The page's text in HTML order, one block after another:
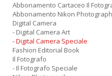
Abbonamento Cartaceo Il
Abbonamento Nikon
Digital Camera
- Digital Camera Art
- Digital Camera Speciale
Fashion Editorial Book
Il Fotografo
- Il Fotografo Speciale